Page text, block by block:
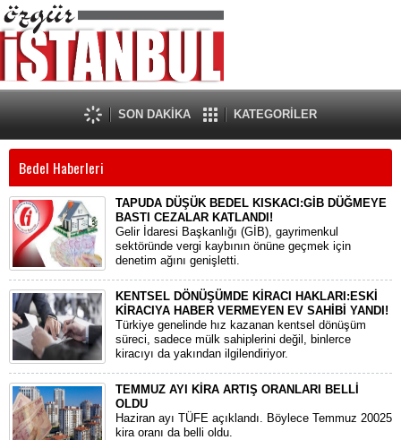
SON DAKİKA KATEGORİLER
Bedel Haberleri
TAPUDA DÜŞÜK BEDEL KISKACI:GİB DÜĞMEYE
BASTI CEZALAR KATLANDI!
​Gelir İdaresi Başkanlığı (GİB), gayrimenkul
sektöründe vergi kaybının önüne geçmek için
denetim ağını genişletti.
KENTSEL DÖNÜŞÜMDE KİRACI HAKLARI:ESKİ
KİRACIYA HABER VERMEYEN EV SAHİBİ YANDI!
​Türkiye genelinde hız kazanan kentsel dönüşüm
süreci, sadece mülk sahiplerini değil, binlerce
kiracıyı da yakından ilgilendiriyor.
TEMMUZ AYI KİRA ARTIŞ ORANLARI BELLİ
OLDU
Haziran ayı TÜFE açıklandı. Böylece Temmuz 20025
kira oranı da belli oldu.